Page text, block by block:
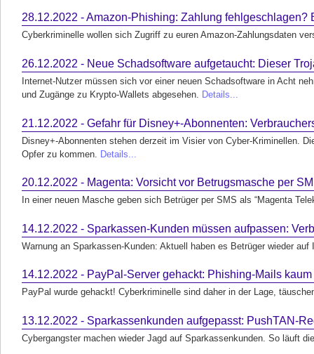
28.12.2022 - Amazon-Phishing: Zahlung
Cyberkriminelle wollen sich Zugriff zu euren Amazon-Zahlungsdaten
26.12.2022 - Neue Schadsoftware aufgetaucht: Dieser
Internet-Nutzer müssen sich vor einer neuen Schadsoftware in Acht
und Zugänge zu Krypto-Wallets abgesehen. Details...
21.12.2022 - Gefahr für Disney+-Abonnenten:
Disney+-Abonnenten stehen derzeit im Visier von Cyber-Kriminellen.
Opfer zu kommen. Details...
20.12.2022 - Magenta: Vorsicht vor Betrugsmasche per
In einer neuen Masche geben sich Betrüger per SMS als “Magenta
14.12.2022 - Sparkassen-Kunden müssen aufpassen:
Warnung an Sparkassen-Kunden: Aktuell haben es Betrüger wieder
14.12.2022 - PayPal-Server gehackt: Phishing-Mails
PayPal wurde gehackt! Cyberkriminelle sind daher in der Lage,
13.12.2022 - Sparkassenkunden aufgepasst: PushTAN-
Cybergangster machen wieder Jagd auf Sparkassenkunden. So läuft